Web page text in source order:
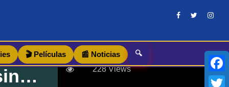
🎬 Películas 📰 Noticias 🔍
El mejor infarto de mi vida: sinopsis, reparto y tráiler 228 Views